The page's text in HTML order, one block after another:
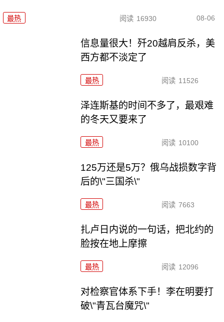
最热 阅读 16930 08-06
信息量很大！歼20越肩反杀，美
西方都不淡定了
最热 阅读 11526
泽连斯基的时间不多了，最艰难
的冬天又要来了
最热 阅读 10100
125万还是5万？俄乌战损数字背
后的\"三国杀\"
最热 阅读 7663
扎卢日内说的一句话，把北约的
脸按在地上摩擦
最热 阅读 12096
对检察官体系下手！李在明要打
破\"青瓦台魔咒\"